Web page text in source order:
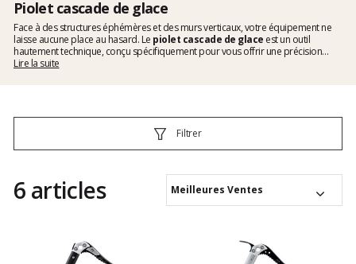
Piolet cascade de glace
Face à des structures éphémères et des murs verticaux, votre équipement ne
laisse aucune place au hasard. Le piolet cascade de glace est un outil
hautement technique, conçu spécifiquement pour vous offrir une précision
d'ancrage redoutable et un confort de frappe optimal dans les pentes les plus
Lire la suite
Filtrer
6 articles Meilleures Ventes